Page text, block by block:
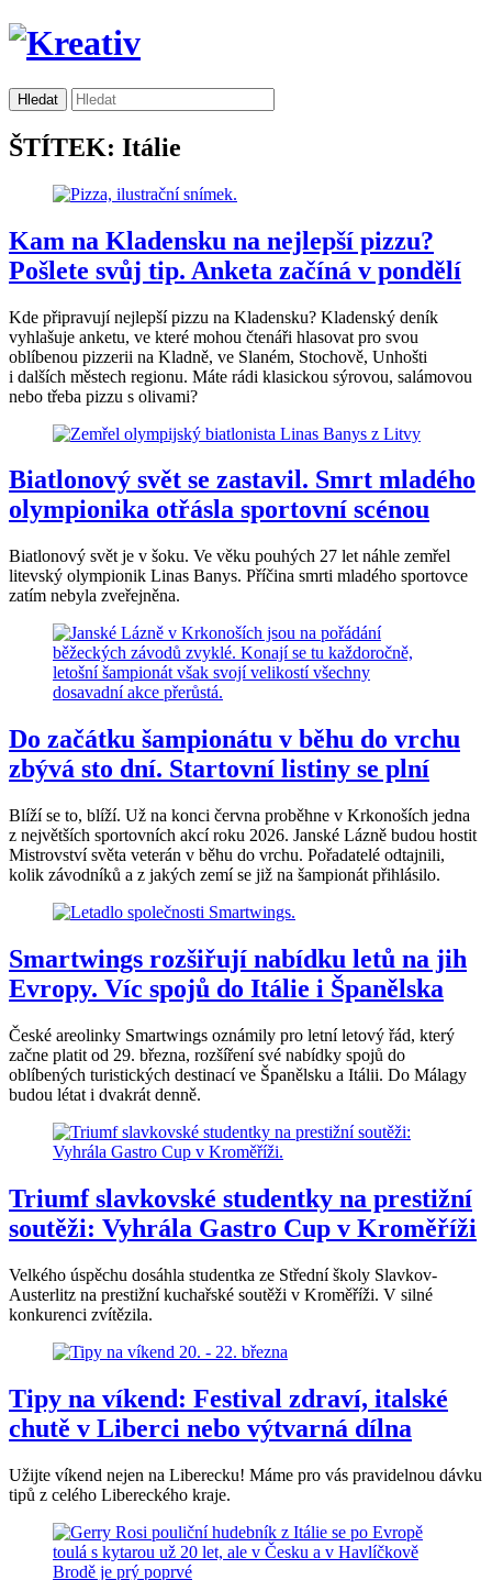
ŠTÍTEK: Itálie
Kam na Kladensku na nejlepší pizzu?
Pošlete svůj tip. Anketa začíná v pondělí
Kde připravují nejlepší pizzu na Kladensku? Kladenský deník
vyhlašuje anketu, ve které mohou čtenáři hlasovat pro svou
oblíbenou pizzerii na Kladně, ve Slaném, Stochově, Unhošti
i dalších městech regionu. Máte rádi klasickou sýrovou, salámovou
nebo třeba pizzu s olivami?
Biatlonový svět se zastavil. Smrt mladého
olympionika otřásla sportovní scénou
Biatlonový svět je v šoku. Ve věku pouhých 27 let náhle zemřel
litevský olympionik Linas Banys. Příčina smrti mladého sportovce
zatím nebyla zveřejněna.
Do začátku šampionátu v běhu do vrchu
zbývá sto dní. Startovní listiny se plní
Blíží se to, blíží. Už na konci června proběhne v Krkonoších jedna
z největších sportovních akcí roku 2026. Janské Lázně budou hostit
Mistrovství světa veterán v běhu do vrchu. Pořadatelé odtajnili,
kolik závodníků a z jakých zemí se již na šampionát přihlásilo.
Smartwings rozšiřují nabídku letů na jih
Evropy. Víc spojů do Itálie i Španělska
České areolinky Smartwings oznámily pro letní letový řád, který
začne platit od 29. března, rozšíření své nabídky spojů do
oblíbených turistických destinací ve Španělsku a Itálii. Do Málagy
budou létat i dvakrát denně.
Triumf slavkovské studentky na prestižní
soutěži: Vyhrála Gastro Cup v Kroměříži
Velkého úspěchu dosáhla studentka ze Střední školy Slavkov-
Austerlitz na prestižní kuchařské soutěži v Kroměříži. V silné
konkurenci zvítězila.
Tipy na víkend: Festival zdraví, italské
chutě v Liberci nebo výtvarná dílna
Užijte víkend nejen na Liberecku! Máme pro vás pravidelnou dávku
tipů z celého Libereckého kraje.